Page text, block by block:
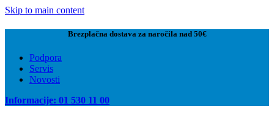
Skip to main content
Brezplačna dostava za naročila nad 50€
Podpora
Servis
Novosti
Informacije: 01 530 11 00